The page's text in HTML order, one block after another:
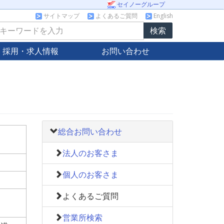
セイノーグループ
サイトマップ
よくあるご質問 English
採用・求人情報 お問い合わせ
総合お問い合わせ
法人のお客さま
個人のお客さま
よくあるご質問
営業所検索